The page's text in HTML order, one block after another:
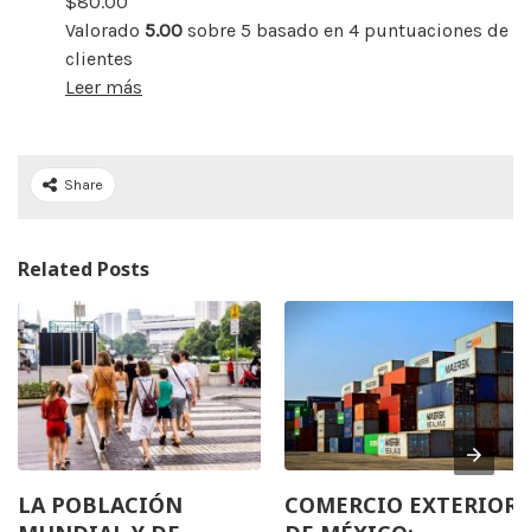
Valorado 5.00 sobre 5 basado en 4 puntuaciones de
clientes
Leer más
Share
Related Posts
LA POBLACIÓN
COMERCIO EXTERIOR